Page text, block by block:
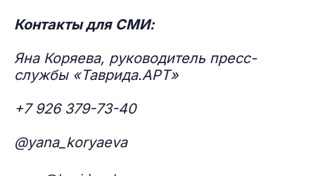
Контакты для СМИ:
Яна Коряева, руководитель пресс-
службы «Таврида.АРТ»
+7 926 379-73-40
@yana_koryaeva